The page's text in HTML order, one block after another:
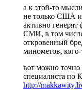
а к этой-то
не только США
активно
СМИ, в том
откровенный
минометов,
вот можно
специалиста по
http://